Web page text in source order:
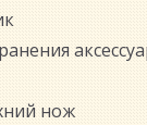
нож